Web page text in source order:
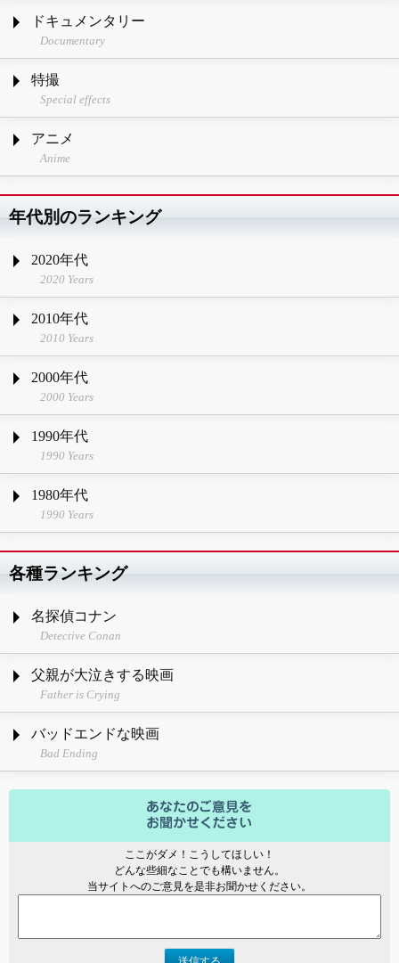
ドキュメンタリー
Documentary
特撮
Special effects
アニメ
Anime
年代別のランキング
2020年代
2020 Years
2010年代
2010 Years
2000年代
2000 Years
1990年代
1990 Years
1980年代
1990 Years
各種ランキング
名探偵コナン
Detective Conan
父親が大泣きする映画
Father is Crying
バッドエンドな映画
Bad Ending
ここがダメ！こうしてほしい！
どんな些細なことでも構いません。
当サイトへのご意見を是非お聞かせください。